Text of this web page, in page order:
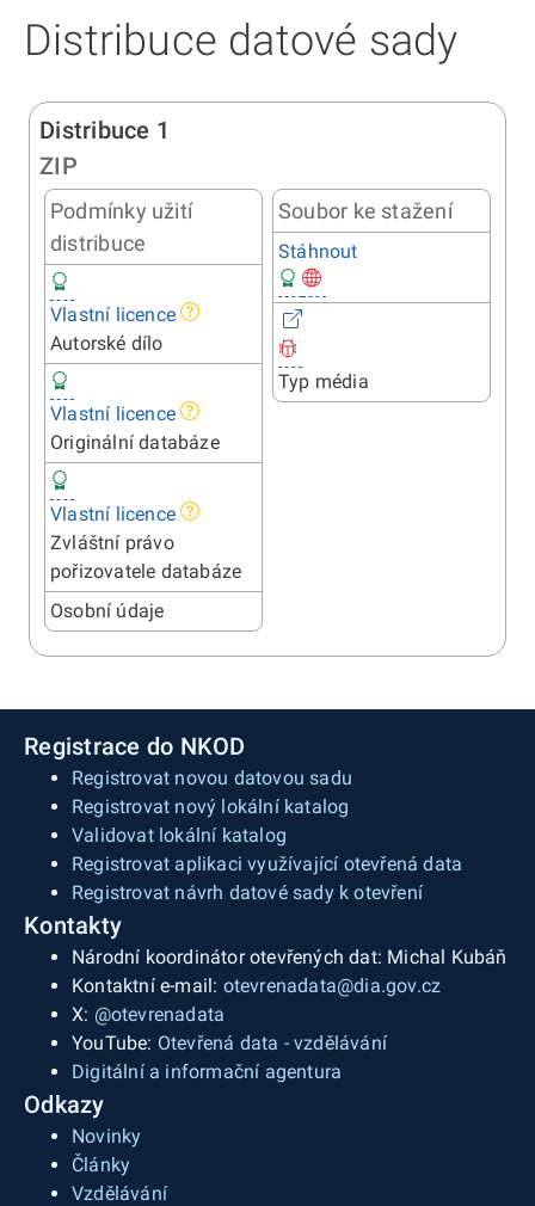
Distribuce datové sady
Distribuce 1
ZIP
Podmínky užití
distribuce
Vlastní licence
Autorské dílo
Vlastní licence
Originální databáze
Vlastní licence
Zvláštní právo
pořizovatele databáze
Osobní údaje
Soubor ke stažení
Stáhnout
Typ média
Registrace do NKOD
Registrovat novou datovou sadu
Registrovat nový lokální katalog
Validovat lokální katalog
Registrovat aplikaci využívající otevřená data
Registrovat návrh datové sady k otevření
Kontakty
Národní koordinátor otevřených dat: Michal Kubáň
Kontaktní e-mail: otevrenadata@dia.gov.cz
X: @otevrenadata
YouTube: Otevřená data - vzdělávání
Digitální a informační agentura
Odkazy
Novinky
Články
Vzdělávání